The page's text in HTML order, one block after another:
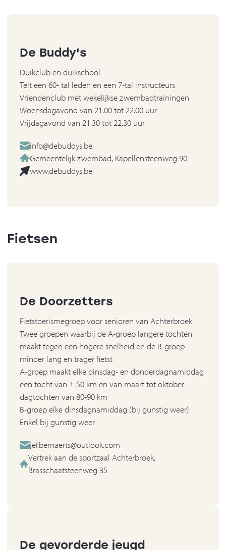
De Buddy's
Duikclub en duikschool
Telt een 60- tal leden en een 7-tal instructeurs
Vriendenclub met wekelijkse zwembadtrainingen
Woensdagavond van 21.00 tot 22.00 uur
Vrijdagavond van 21.30 tot 22.30 uur
info@debuddys.be
Gemeentelijk zwembad, Kapellensteenweg 90
www.debuddys.be
Fietsen
De Doorzetters
Fietstoerismegroep voor senioren van Achterbroek
Twee groepen waarbij de A-groep langere tochten
maakt tegen een hogere snelheid en de B-groep
minder lang en trager fietst
A-groep maakt elke dinsdag- en donderdagnamiddag
een tocht van ± 50 km en van maart tot oktober
dagtochten van 80-90 km
B-groep elke dinsdagnamiddag (bij gunstig weer)
Enkel bij gunstig weer
jef.bernaerts@outlook.com
Vertrek aan de sportzaal Achterbroek,
Brasschaatsteenweg 35
De gevorderde jeugd